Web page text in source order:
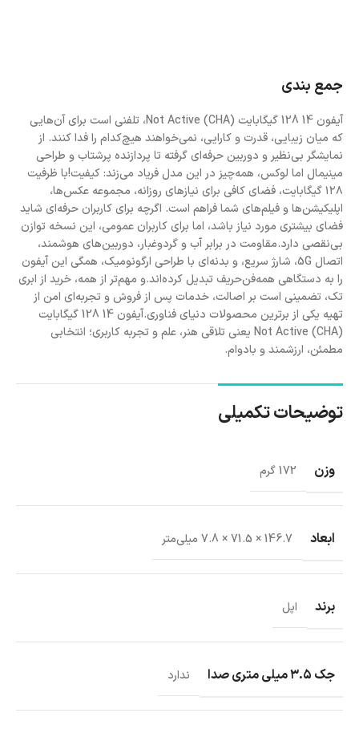
جمع بندی
آیفون 14 128 گیگابایت (CHA) Not Active، تلفنی است برای آن‌هایی
که میان زیبایی، قدرت و کارایی، نمی‌خواهند هیچ‌کدام را فدا کنند. از
نمایشگر بی‌نظیر و دوربین حرفه‌ای گرفته تا پردازنده پرشتاب و طراحی
مینیمال اما لوکس، همه‌چیز در این مدل فریاد می‌زند: کیفیت!با ظرفیت
۱۲۸ گیگابایت، فضای کافی برای نیازهای روزانه، مجموعه عکس‌ها،
اپلیکیشن‌ها و فیلم‌های شما فراهم است. اگرچه برای کاربران حرفه‌ای شاید
فضای بیشتری مورد نیاز باشد، اما برای کاربران عمومی، این نسخه توازن
بی‌نقصی دارد.مقاومت در برابر آب و گردوغبار، دوربین‌های هوشمند،
اتصال 5G، شارژ سریع، و بدنه‌ای با طراحی ارگونومیک، همگی این آیفون
را به دستگاهی همه‌فن‌حریف تبدیل کرده‌اند.و مهم‌تر از همه، خرید از ابری
تک، تضمینی است بر اصالت، خدمات پس از فروش و تجربه‌ای امن از
تهیه یکی از برترین محصولات دنیای فناوری.آیفون 14 128 گیگابایت
(CHA) Not Active یعنی تلاقی هنر، علم و تجربه‌ کاربری؛ انتخابی
مطمئن، ارزشمند و بادوام.
توضیحات تکمیلی
وزن 172 گرم
ابعاد 146.7 × 71.5 × 7.8 میلی‌متر
برند اپل
جک ۳.۵ میلی متری صدا ندارد